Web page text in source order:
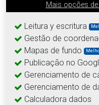
Mais opções de
Leitura y escritura
Gestão de
Mapas de fundo
Publicação no
Gerenciamento de
Gerenciamento de
Calculadora dados